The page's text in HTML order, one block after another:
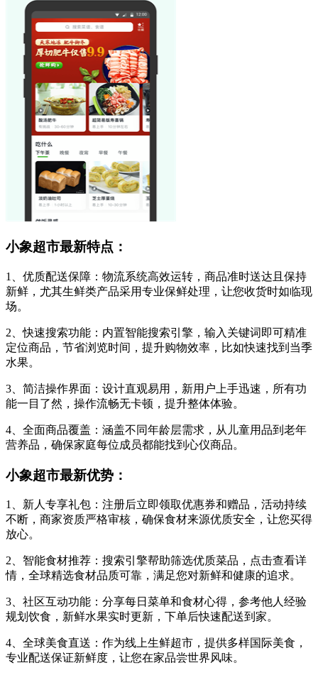
小象超市最新特点：
1、优质配送保障：物流系统高效运转，商品准时送达且保持
新鲜，尤其生鲜类产品采用专业保鲜处理，让您收货时如临现
场。
2、快速搜索功能：内置智能搜索引擎，输入关键词即可精准
定位商品，节省浏览时间，提升购物效率，比如快速找到当季
水果。
3、简洁操作界面：设计直观易用，新用户上手迅速，所有功
能一目了然，操作流畅无卡顿，提升整体体验。
4、全面商品覆盖：涵盖不同年龄层需求，从儿童用品到老年
营养品，确保家庭每位成员都能找到心仪商品。
小象超市最新优势：
1、新人专享礼包：注册后立即领取优惠券和赠品，活动持续
不断，商家资质严格审核，确保食材来源优质安全，让您买得
放心。
2、智能食材推荐：搜索引擎帮助筛选优质菜品，点击查看详
情，全球精选食材品质可靠，满足您对新鲜和健康的追求。
3、社区互动功能：分享每日菜单和食材心得，参考他人经验
规划饮食，新鲜水果实时更新，下单后快速配送到家。
4、全球美食直送：作为线上生鲜超市，提供多样国际美食，
专业配送保证新鲜度，让您在家品尝世界风味。